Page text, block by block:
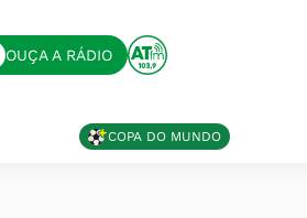
OUÇA A RÁDIO
COPA DO MUNDO